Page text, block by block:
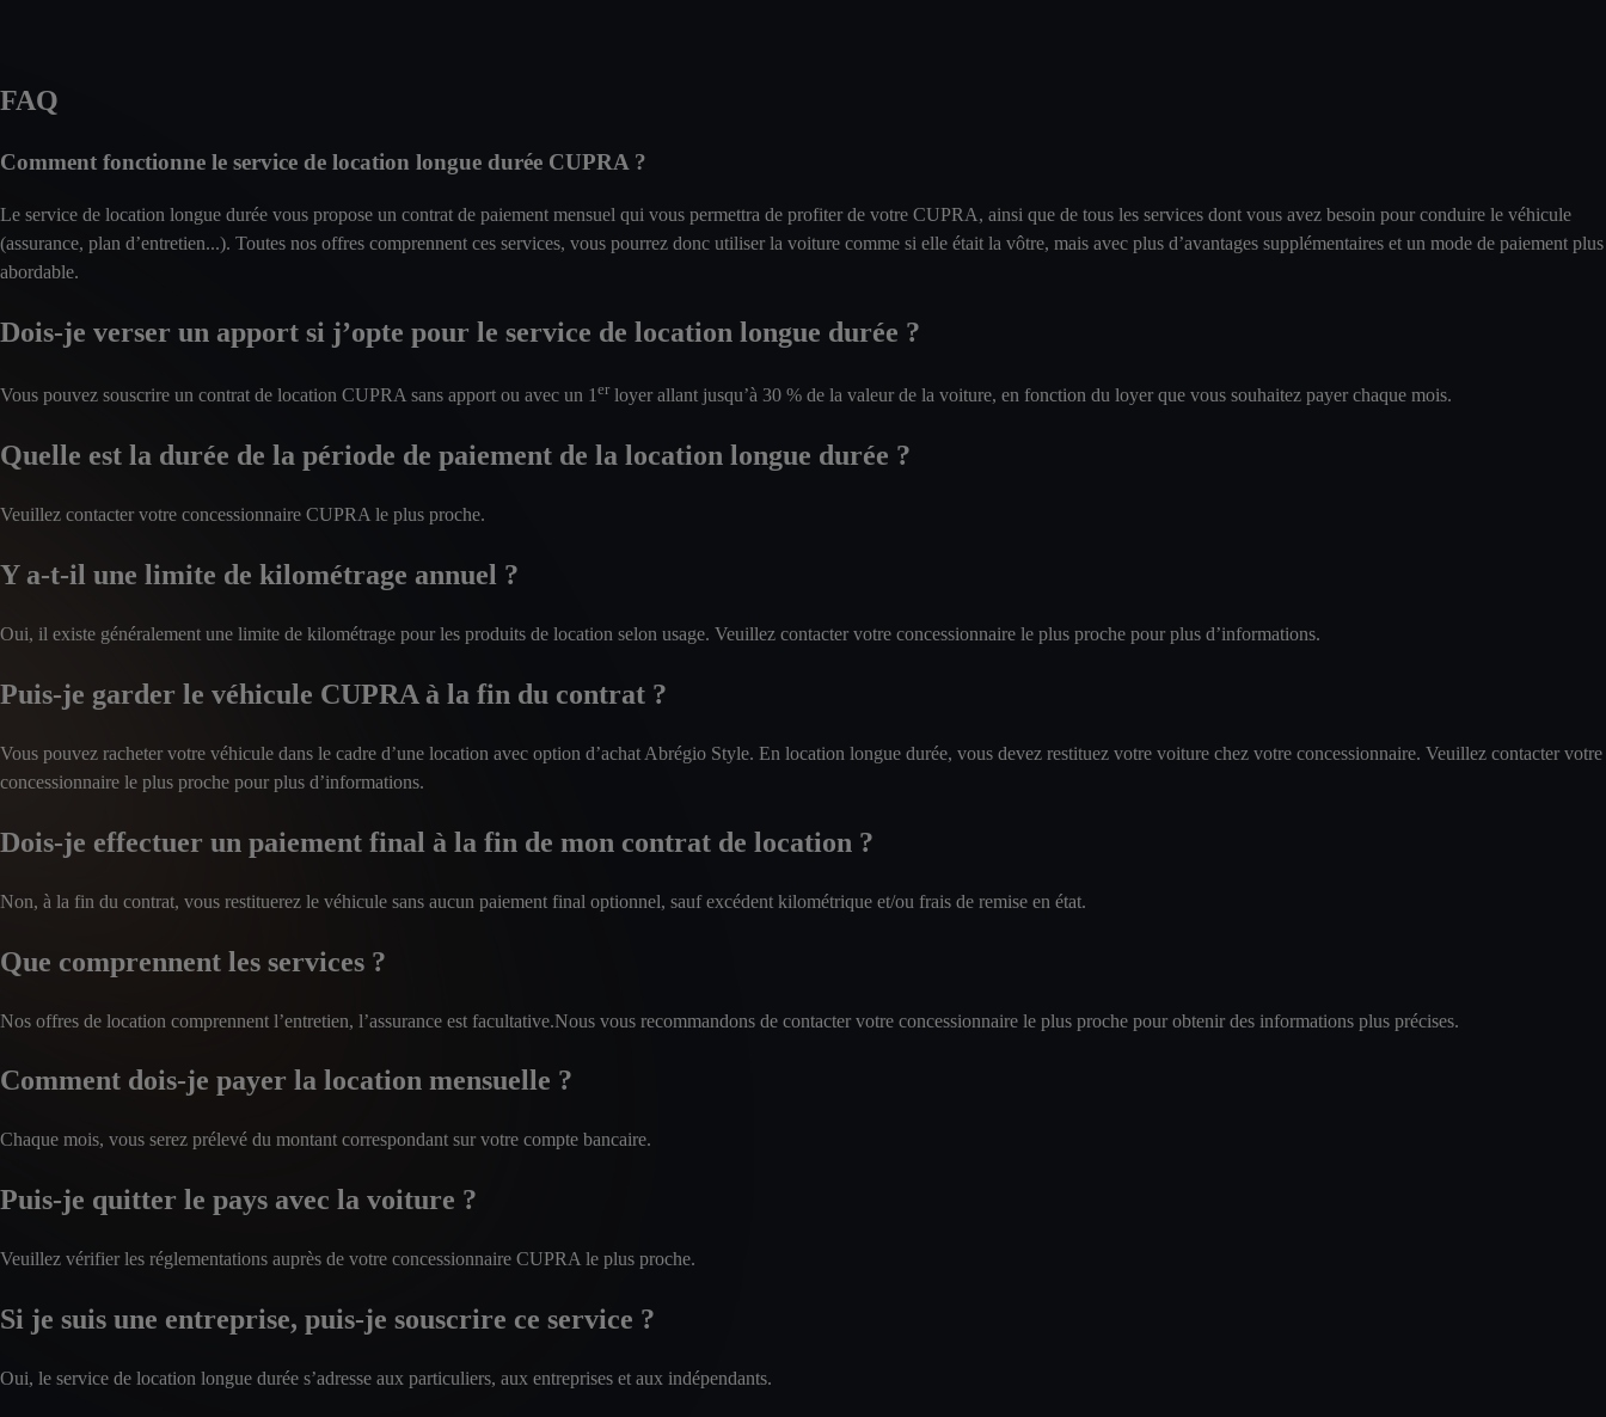
FAQ
Comment fonctionne le service de location longue durée CUPRA ?
Le service de location longue durée vous propose un contrat de paiement mensuel qui vous permettra de profiter de votre CUPRA, ainsi que de tous les services dont vous avez besoin pour conduire le véhicule
(assurance, plan d’entretien...). Toutes nos offres comprennent ces services, vous pourrez donc utiliser la voiture comme si elle était la vôtre, mais avec plus d’avantages supplémentaires et un mode de paiement plus
abordable.
Dois-je verser un apport si j’opte pour le service de location longue durée ?
Vous pouvez souscrire un contrat de location CUPRA sans apport ou avec un 1erloyer allant jusqu’à 30 % de la valeur de la voiture, en fonction du loyer que vous souhaitez payer chaque mois.
Quelle est la durée de la période de paiement de la location longue durée ?
Veuillez contacter votre concessionnaire CUPRA le plus proche.
Y a-t-il une limite de kilométrage annuel ?
Oui, il existe généralement une limite de kilométrage pour les produits de location selon usage. Veuillez contacter votre concessionnaire le plus proche pour plus d’informations.
Puis-je garder le véhicule CUPRA à la fin du contrat ?
Vous pouvez racheter votre véhicule dans le cadre d’une location avec option d’achat Abrégio Style. En location longue durée, vous devez restituez votre voiture chez votre concessionnaire. Veuillez contacter votre
concessionnaire le plus proche pour plus d’informations.
Dois-je effectuer un paiement final à la fin de mon contrat de location ?
Non, à la fin du contrat, vous restituerez le véhicule sans aucun paiement final optionnel, sauf excédent kilométrique et/ou frais de remise en état.
Que comprennent les services ?
Nos offres de location comprennent l’entretien, l’assurance est facultative.Nous vous recommandons de contacter votre concessionnaire le plus proche pour obtenir des informations plus précises.
Comment dois-je payer la location mensuelle ?
Chaque mois, vous serez prélevé du montant correspondant sur votre compte bancaire.
Puis-je quitter le pays avec la voiture ?
Veuillez vérifier les réglementations auprès de votre concessionnaire CUPRA le plus proche.
Si je suis une entreprise, puis-je souscrire ce service ?
Oui, le service de location longue durée s’adresse aux particuliers, aux entreprises et aux indépendants.